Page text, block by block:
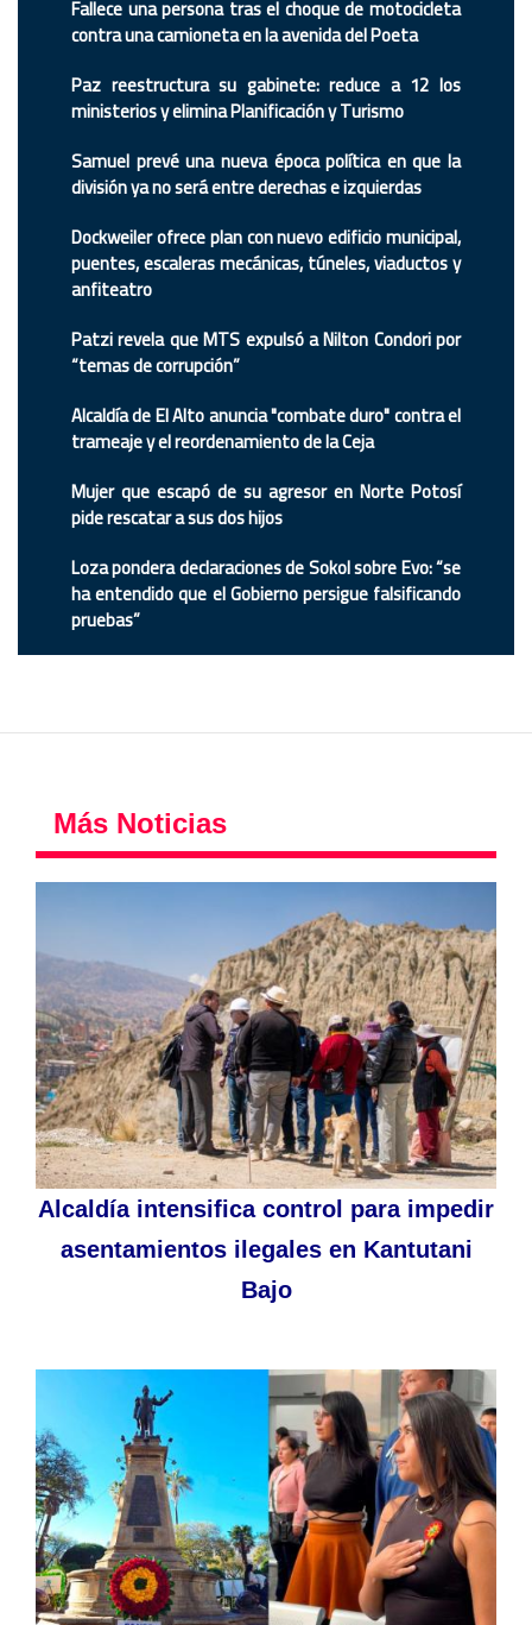
Fallece una persona tras el choque de motocicleta
contra una camioneta en la avenida del Poeta
Paz reestructura su gabinete: reduce a 12 los
ministerios y elimina Planificación y Turismo
Samuel prevé una nueva época política en que la
división ya no será entre derechas e izquierdas
Dockweiler ofrece plan con nuevo edificio municipal,
puentes, escaleras mecánicas, túneles, viaductos y
anfiteatro
Patzi revela que MTS expulsó a Nilton Condori por
“temas de corrupción”
Alcaldía de El Alto anuncia "combate duro" contra el
trameaje y el reordenamiento de la Ceja
Mujer que escapó de su agresor en Norte Potosí
pide rescatar a sus dos hijos
Loza pondera declaraciones de Sokol sobre Evo: “se
ha entendido que el Gobierno persigue falsificando
pruebas”
Más Noticias
Alcaldía intensifica control para impedir
asentamientos ilegales en Kantutani
Bajo